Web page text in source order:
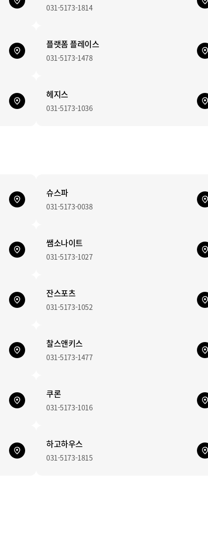
031-5173-1814
플랫폼 플레이스
031-5173-1478
헤지스
031-5173-1036
슈스파
031-5173-0038
쌤소나이트
031-5173-1027
잔스포츠
031-5173-1052
찰스앤키스
031-5173-1477
쿠론
031-5173-1016
하고하우스
031-5173-1815